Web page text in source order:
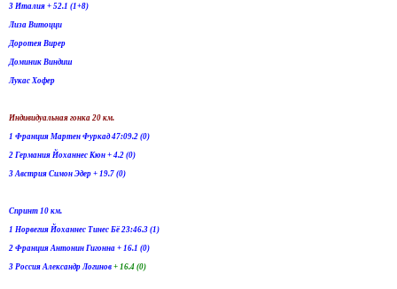
3 Италия + 52.1 (1+8)
Лиза Витоцци
Доротея Вирер
Доминик Виндиш
Лукас Хофер
Индивидуальная гонка 20 км.
1 Франция Мартен Фуркад 47:09.2 (0)
2 Германия Йоханнес Кюн + 4.2 (0)
3 Австрия Симон Эдер + 19.7 (0)
Спринт 10 км.
1 Норвегия Йоханнес Тинес Бё 23:46.3 (1)
2 Франция Антонин Гигонна + 16.1 (0)
3 Россия Александр Логинов + 16.4 (0)